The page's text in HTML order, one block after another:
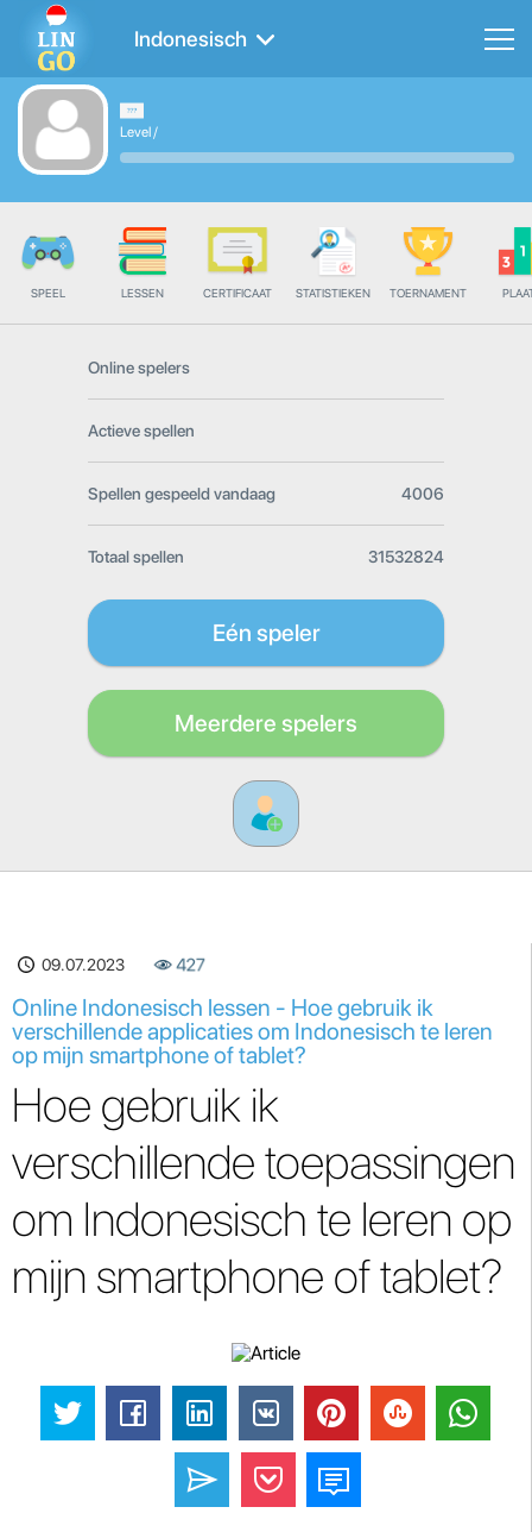
Indonesisch
Level/
SPEEL LESSEN CERTIFICAAT STATISTIEKEN TOERNAMENT
Online spelers
Actieve spellen
Spellen gespeeld vandaag 4006
Totaal spellen 31532824
Eén speler
Meerdere spelers
09.07.2023 427
Online Indonesisch lessen - Hoe gebruik ik
verschillende applicaties om Indonesisch te leren
op mijn smartphone of tablet?
Hoe gebruik ik
verschillende toepassingen
om Indonesisch te leren op
mijn smartphone of tablet?